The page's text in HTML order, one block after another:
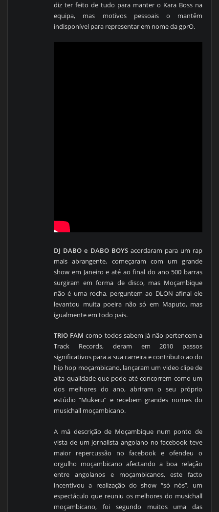
diz ter feito de tudo para manter o Kara Boss na
equipa, mas motivos pessoais o mantêm
indisponível para representar em nome da gprO.
DJ DABO e DABO BOYSacordaram para um rap
mais abrangente, começaram com um grande
show em Janeiro e até ao final do ano 500 barras
surgiram em forma de disco, mas Moçambique
não é uma rocha, perguntem ao DLON afinal ele
levantou muita poeira não só em Maputo, mas
igualmente em todo pais.
TRIO FAM como todos sabem já não pertencem a
Track Records, deram em 2010 passos
significativos para a sua carreira e contributo ao do
hip hop moçambicano, lançaram um video clipe de
alta qualidade que pode até concorrem como um
dos melhores do ano, abriram o seu próprio
estúdio “Mukeru” e recebem grandes nomes do
musichall moçambicano.
A má descrição de Moçambique num ponto de
vista de um jornalista angolano no facebook teve
maior repercussão no facebook e ofendeu o
orgulho moçambicano afectando a boa relação
entre angolanos e moçambicanos, este facto
incentivou a realização do show “só nós”, um
espectáculo que reuniu os melhores do musichall
moçambicano, foi segundo muitos uma das